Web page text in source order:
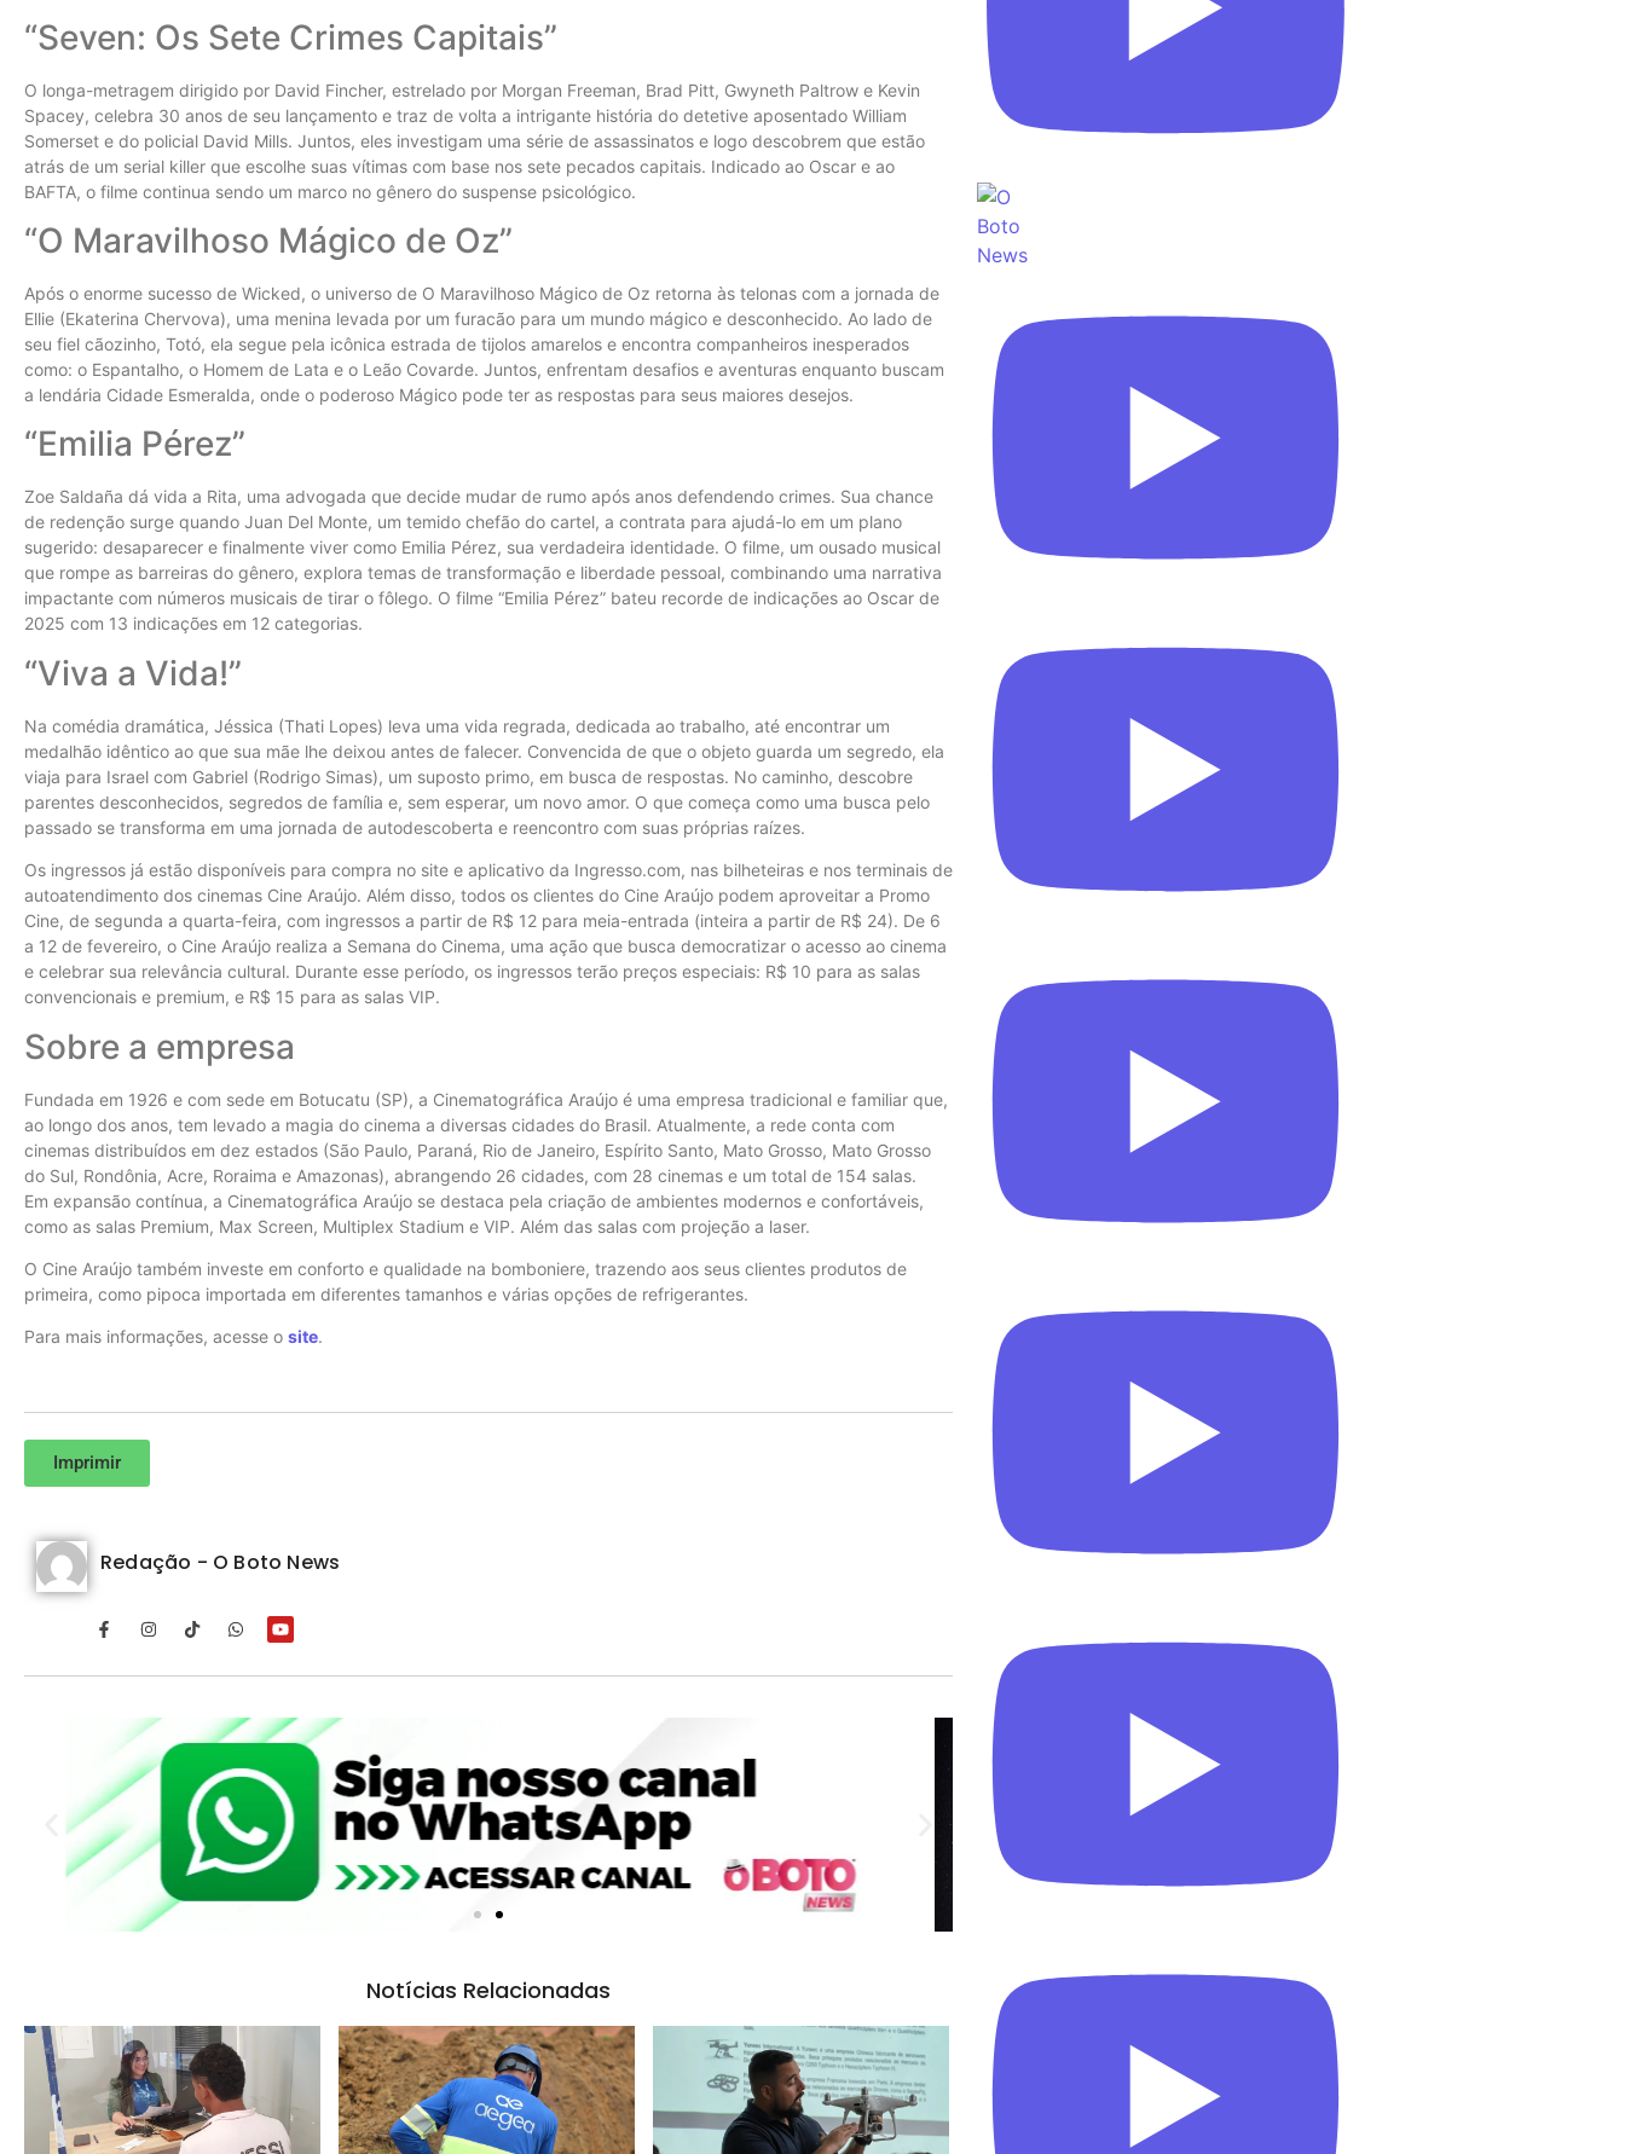
“Seven: Os Sete Crimes Capitais”
O longa-metragem dirigido por David Fincher, estrelado por Morgan Freeman, Brad Pitt, Gwyneth Paltrow e Kevin
Spacey, celebra 30 anos de seu lançamento e traz de volta a intrigante história do detetive aposentado William
Somerset e do policial David Mills. Juntos, eles investigam uma série de assassinatos e logo descobrem que estão
atrás de um serial killer que escolhe suas vítimas com base nos sete pecados capitais. Indicado ao Oscar e ao
BAFTA, o filme continua sendo um marco no gênero do suspense psicológico.
“O Maravilhoso Mágico de Oz”
Após o enorme sucesso de Wicked, o universo de O Maravilhoso Mágico de Oz retorna às telonas com a jornada de
Ellie (Ekaterina Chervova), uma menina levada por um furacão para um mundo mágico e desconhecido. Ao lado de
seu fiel cãozinho, Totó, ela segue pela icônica estrada de tijolos amarelos e encontra companheiros inesperados
como: o Espantalho, o Homem de Lata e o Leão Covarde. Juntos, enfrentam desafios e aventuras enquanto buscam
a lendária Cidade Esmeralda, onde o poderoso Mágico pode ter as respostas para seus maiores desejos.
“Emilia Pérez”
Zoe Saldaña dá vida a Rita, uma advogada que decide mudar de rumo após anos defendendo crimes. Sua chance
de redenção surge quando Juan Del Monte, um temido chefão do cartel, a contrata para ajudá-lo em um plano
sugerido: desaparecer e finalmente viver como Emilia Pérez, sua verdadeira identidade. O filme, um ousado musical
que rompe as barreiras do gênero, explora temas de transformação e liberdade pessoal, combinando uma narrativa
impactante com números musicais de tirar o fôlego. O filme “Emilia Pérez” bateu recorde de indicações ao Oscar de
2025 com 13 indicações em 12 categorias.
“Viva a Vida!”
Na comédia dramática, Jéssica (Thati Lopes) leva uma vida regrada, dedicada ao trabalho, até encontrar um
medalhão idêntico ao que sua mãe lhe deixou antes de falecer. Convencida de que o objeto guarda um segredo, ela
viaja para Israel com Gabriel (Rodrigo Simas), um suposto primo, em busca de respostas. No caminho, descobre
parentes desconhecidos, segredos de família e, sem esperar, um novo amor. O que começa como uma busca pelo
passado se transforma em uma jornada de autodescoberta e reencontro com suas próprias raízes.
Os ingressos já estão disponíveis para compra no site e aplicativo da Ingresso.com, nas bilheteiras e nos terminais de
autoatendimento dos cinemas Cine Araújo. Além disso, todos os clientes do Cine Araújo podem aproveitar a Promo
Cine, de segunda a quarta-feira, com ingressos a partir de R$ 12 para meia-entrada (inteira a partir de R$ 24). De 6
a 12 de fevereiro, o Cine Araújo realiza a Semana do Cinema, uma ação que busca democratizar o acesso ao cinema
e celebrar sua relevância cultural. Durante esse período, os ingressos terão preços especiais: R$ 10 para as salas
convencionais e premium, e R$ 15 para as salas VIP.
Sobre a empresa
Fundada em 1926 e com sede em Botucatu (SP), a Cinematográfica Araújo é uma empresa tradicional e familiar que,
ao longo dos anos, tem levado a magia do cinema a diversas cidades do Brasil. Atualmente, a rede conta com
cinemas distribuídos em dez estados (São Paulo, Paraná, Rio de Janeiro, Espírito Santo, Mato Grosso, Mato Grosso
do Sul, Rondônia, Acre, Roraima e Amazonas), abrangendo 26 cidades, com 28 cinemas e um total de 154 salas.
Em expansão contínua, a Cinematográfica Araújo se destaca pela criação de ambientes modernos e confortáveis,
como as salas Premium, Max Screen, Multiplex Stadium e VIP. Além das salas com projeção a laser.
O Cine Araújo também investe em conforto e qualidade na bomboniere, trazendo aos seus clientes produtos de
primeira, como pipoca importada em diferentes tamanhos e várias opções de refrigerantes.
Para mais informações, acesse o site.
Imprimir
Redação - O Boto News
Notícias Relacionadas